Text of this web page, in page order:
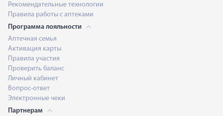
Рекомендательные технологии
Правила работы с аптеками
Программа лояльности
Аптечная семья
Активация карты
Правила участия
Проверить баланс
Личный кабинет
Вопрос-ответ
Электронные чеки
Партнерам